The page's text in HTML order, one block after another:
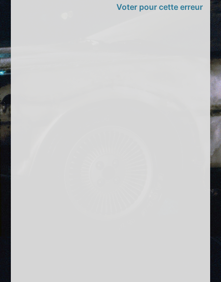
Voter pour cette erreur